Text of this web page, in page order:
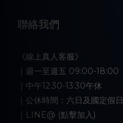
聯絡我們
《線上真人客服》
｜週一至週五 09:00-18:00
｜中午12:30-13:30午休
｜公休時間：六日及國定假日
｜LINE@ (點擊加入)